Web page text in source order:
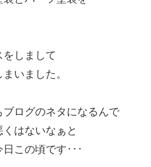
しまして
いました。
ブログのネタになるんで
はないなぁと
この頃です･･･